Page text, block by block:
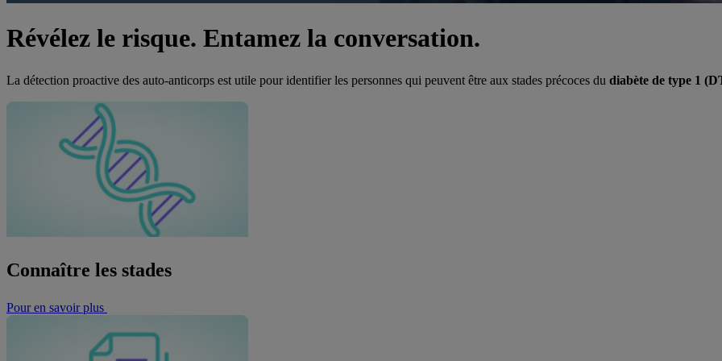
Révélez le risque. Entamez la conversation.
La détection proactive des auto-anticorps est utile pour identifier les personnes qui peuvent être aux stades précoces du diabète de type 1
Connaître les stades
Pour en savoir plus